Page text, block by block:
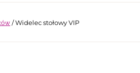
/ Widelec stołowy VIP